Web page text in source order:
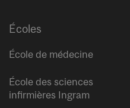
Écoles
École de médecine
École des sciences
infirmières Ingram